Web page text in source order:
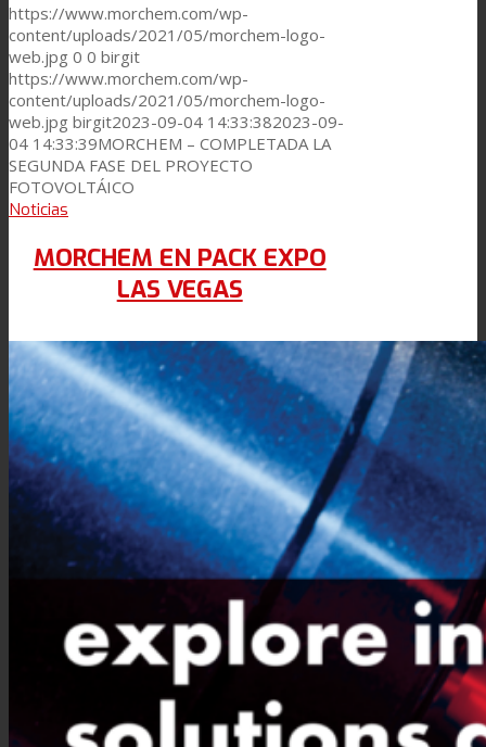
https://www.morchem.com/wp-
content/uploads/2021/05/morchem-logo-
web.jpg 0 0 birgit
https://www.morchem.com/wp-
content/uploads/2021/05/morchem-logo-
web.jpg birgit2023-09-04 14:33:382023-09-
04 14:33:39MORCHEM – COMPLETADA LA
SEGUNDA FASE DEL PROYECTO
FOTOVOLTÁICO
Noticias
MORCHEM EN PACK EXPO
LAS VEGAS